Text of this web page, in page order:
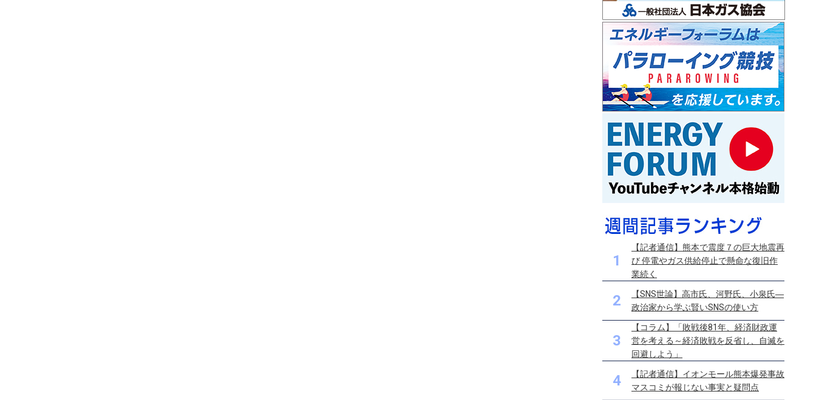
1
【記者通信】熊本で震度７の巨大地震再
び 停電やガス供給停止で懸命な復旧作
業続く
2
【SNS世論】高市氏、河野氏、小泉氏―
政治家から学ぶ賢いSNSの使い方
3
【コラム】「敗戦後81年、経済財政運
営を考える～経済敗戦を反省し、自滅を
回避しよう」
4
【記者通信】イオンモール熊本爆発事故
マスコミが報じない事実と疑問点